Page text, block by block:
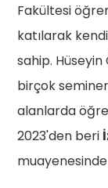
Fakültesi
katılarak
sahip.
birçok
alanlarda
2023'den beri